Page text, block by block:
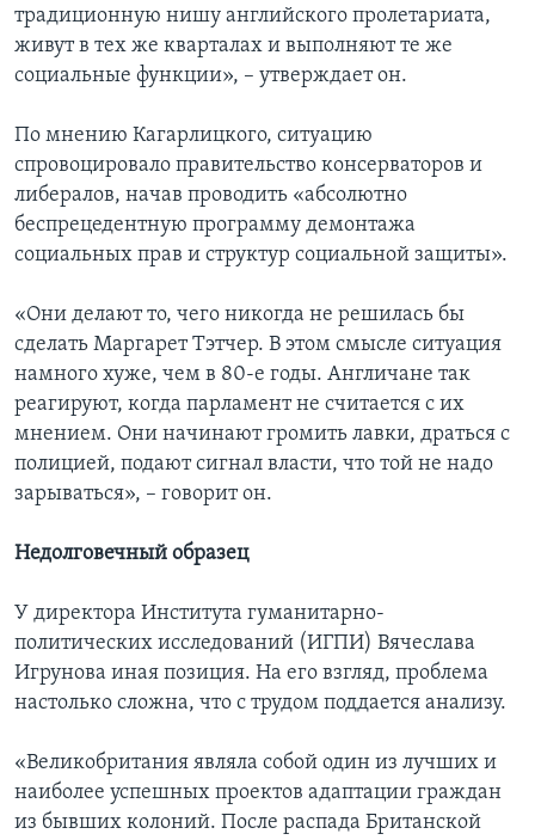
традиционную нишу английского пролетариата,
живут в тех же кварталах и выполняют те же
социальные функции», – утверждает он.
По мнению Кагарлицкого, ситуацию
спровоцировало правительство консерваторов и
либералов, начав проводить «абсолютно
беспрецедентную программу демонтажа
социальных прав и структур социальной защиты».
«Они делают то, чего никогда не решилась бы
сделать Маргарет Тэтчер. В этом смысле ситуация
намного хуже, чем в 80-е годы. Англичане так
реагируют, когда парламент не считается с их
мнением. Они начинают громить лавки, драться с
полицией, подают сигнал власти, что той не надо
зарываться», – говорит он.
Недолговечный образец
У директора Института гуманитарно-
политических исследований (ИГПИ) Вячеслава
Игрунова иная позиция. На его взгляд, проблема
настолько сложна, что с трудом поддается анализу.
«Великобритания являла собой один из лучших и
наиболее успешных проектов адаптации граждан
из бывших колоний. После распада Британской